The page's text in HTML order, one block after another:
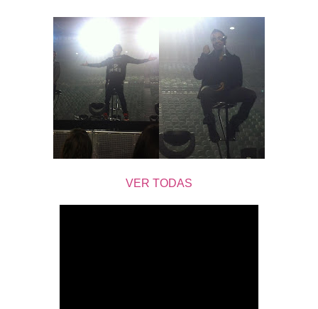
VER TODAS